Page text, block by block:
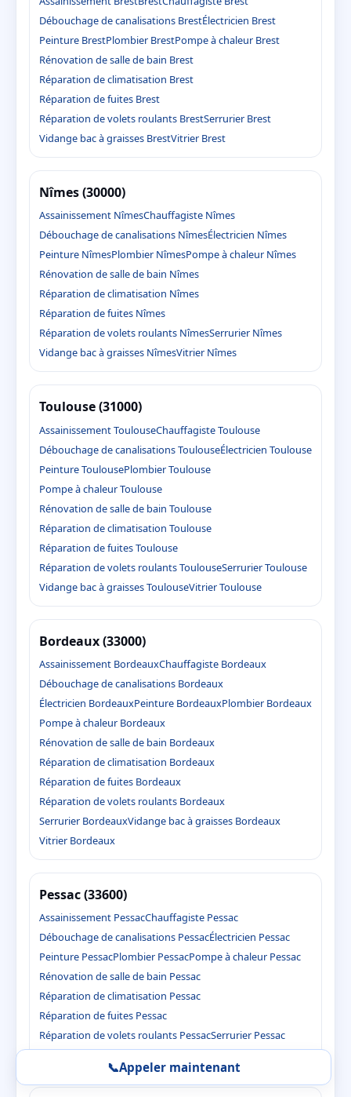
Débouchage de canalisations BrestÉlectricien Brest
Peinture BrestPlombier BrestPompe à chaleur Brest
Rénovation de salle de bain Brest
Réparation de climatisation Brest
Réparation de fuites Brest
Réparation de volets roulants BrestSerrurier Brest
Vidange bac à graisses BrestVitrier Brest
Nîmes (30000)
Assainissement NîmesChauffagiste Nîmes
Débouchage de canalisations NîmesÉlectricien Nîmes
Peinture NîmesPlombier NîmesPompe à chaleur Nîmes
Rénovation de salle de bain Nîmes
Réparation de climatisation Nîmes
Réparation de fuites Nîmes
Réparation de volets roulants NîmesSerrurier Nîmes
Vidange bac à graisses NîmesVitrier Nîmes
Toulouse (31000)
Assainissement ToulouseChauffagiste Toulouse
Débouchage de canalisations ToulouseÉlectricien Toulouse
Peinture ToulousePlombier Toulouse
Pompe à chaleur Toulouse
Rénovation de salle de bain Toulouse
Réparation de climatisation Toulouse
Réparation de fuites Toulouse
Réparation de volets roulants ToulouseSerrurier Toulouse
Vidange bac à graisses ToulouseVitrier Toulouse
Bordeaux (33000)
Assainissement BordeauxChauffagiste Bordeaux
Débouchage de canalisations Bordeaux
Électricien BordeauxPeinture BordeauxPlombier Bordeaux
Pompe à chaleur Bordeaux
Rénovation de salle de bain Bordeaux
Réparation de climatisation Bordeaux
Réparation de fuites Bordeaux
Réparation de volets roulants Bordeaux
Serrurier BordeauxVidange bac à graisses Bordeaux
Vitrier Bordeaux
Pessac (33600)
Assainissement PessacChauffagiste Pessac
Débouchage de canalisations PessacÉlectricien Pessac
Peinture PessacPlombier PessacPompe à chaleur Pessac
Rénovation de salle de bain Pessac
Réparation de climatisation Pessac
Réparation de fuites Pessac
Réparation de volets roulants PessacSerrurier Pessac
📞Appeler maintenant